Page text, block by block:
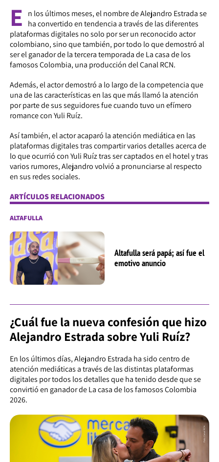
E
n los últimos meses, el nombre de Alejandro Estrada se
ha convertido en tendencia a través de las diferentes
plataformas digitales no solo por ser un reconocido actor
colombiano, sino que también, por todo lo que demostró al
ser el ganador de la tercera temporada de La casa de los
famosos Colombia, una producción del Canal RCN.
Además, el actor demostró a lo largo de la competencia que
una de las características en las que más llamó la atención
por parte de sus seguidores fue cuando tuvo un efímero
romance con Yuli Ruíz.
Así también, el actor acaparó la atención mediática en las
plataformas digitales tras compartir varios detalles acerca de
lo que ocurrió con Yuli Ruíz tras ser captados en el hotel y tras
varios rumores, Alejandro volvió a pronunciarse al respecto
en sus redes sociales.
ARTÍCULOS RELACIONADOS
ALTAFULLA
Altafulla será papá; así fue el
emotivo anuncio
¿Cuál fue la nueva confesión que hizo
Alejandro Estrada sobre Yuli Ruíz?
En los últimos días, Alejandro Estrada ha sido centro de
atención mediáticas a través de las distintas plataformas
digitales por todos los detalles que ha tenido desde que se
convirtió en ganador de La casa de los famosos Colombia
2026.